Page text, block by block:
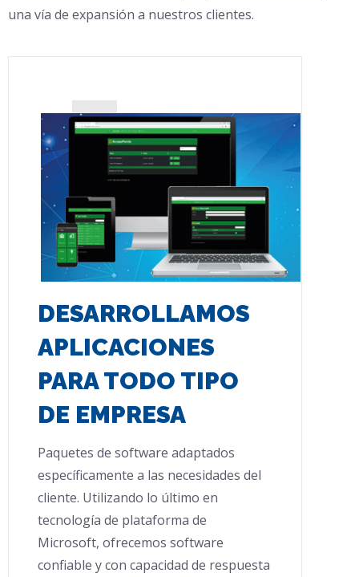
una vía de expansión a nuestros clientes.
DESARROLLAMOS
APLICACIONES
PARA TODO TIPO
DE EMPRESA
Paquetes de software adaptados
específicamente a las necesidades del
cliente. Utilizando lo último en
tecnología de plataforma de
Microsoft, ofrecemos software
confiable y con capacidad de respuesta